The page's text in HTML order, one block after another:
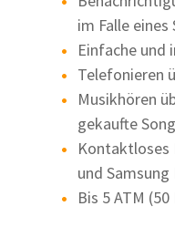
im Falle eines
Einfache und
Telefonieren
Musikhören
gekaufte
Kontaktloses
und Samsung
Bis 5 ATM